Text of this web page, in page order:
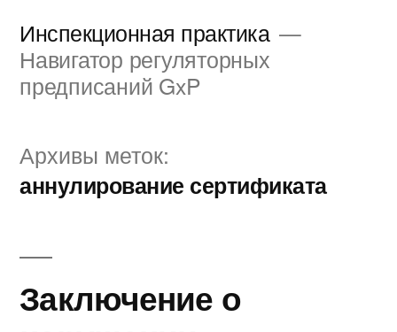
содержимому
Инспекционная практика
Навигатор регуляторных
предписаний GxP
Архивы меток:
аннулирование сертификата
Заключение о